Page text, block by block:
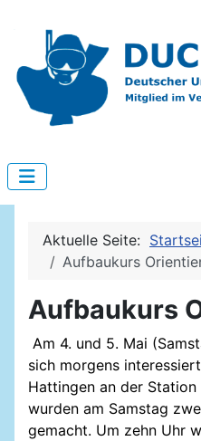
Aktuelle Seite:
Aufbaukurs
Aufbaukurs
Am 4. und 5. Mai
sich morgens
Hattingen an der
wurden am Samstag
gemacht. Um zehn Uhr